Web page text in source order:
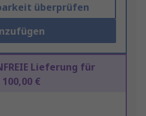
überprüfen
Lieferung für
€